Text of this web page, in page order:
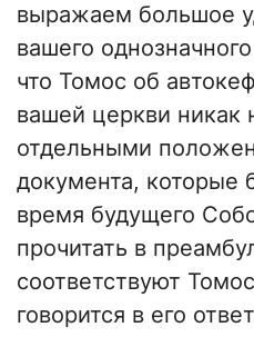
выражаем большое
вашего
что Томос об
вашей церкви никак
отдельными
документа, которые
время будущего
прочитать в
соответствуют
говорится в его